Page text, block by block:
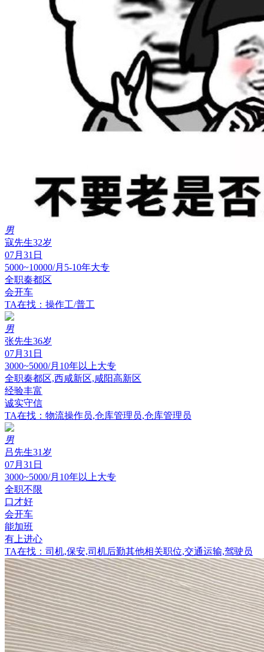
男
寇先生32岁
07月31日
5000~10000/月 5-10年大专
全职秦都区
会开车
TA在找：操作工/普工
男
张先生36岁
07月31日
3000~5000/月 10年以上大专
全职秦都区,西咸新区,咸阳高新区
经验丰富
诚实守信
TA在找：物流操作员,仓库管理员,仓库管理员
男
吕先生31岁
07月31日
3000~5000/月 10年以上大专
全职不限
口才好
会开车
能加班
有上进心
TA在找：司机,保安,司机后勤其他相关职位,交通运输,驾驶员